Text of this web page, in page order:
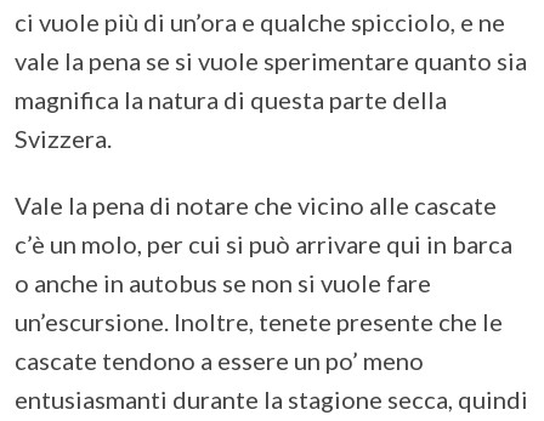
ci vuole più di un’ora e qualche spicciolo, e ne
vale la pena se si vuole sperimentare quanto sia
magnifica la natura di questa parte della
Svizzera.
Vale la pena di notare che vicino alle cascate
c’è un molo, per cui si può arrivare qui in barca
o anche in autobus se non si vuole fare
un’escursione. Inoltre, tenete presente che le
cascate tendono a essere un po’ meno
entusiasmanti durante la stagione secca, quindi